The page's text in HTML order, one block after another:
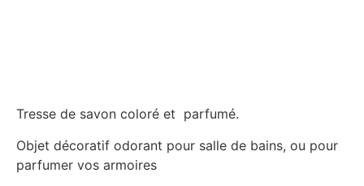
Tresse de savon coloré et parfumé.
Objet décoratif odorant pour salle de bains, ou pour
parfumer vos armoires